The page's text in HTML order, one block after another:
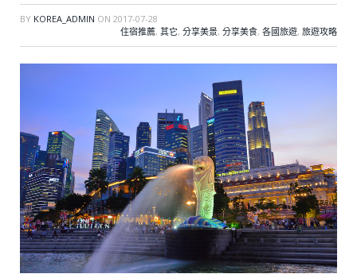
BY KOREA_ADMIN ON 2017-07-28
住宿推薦, 其它, 分享美景, 分享美食, 各國旅遊, 旅遊攻略